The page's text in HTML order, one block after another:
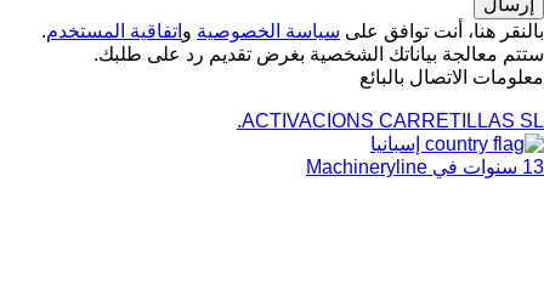
بالنقر هنا، أنت توافق على سياسة الخصوصية و اتفاقية المستخدم.
ستتم معالجة بياناتك الشخصية بغرض تقديم رد على طلبك.
معلومات الاتصال بالبائع
ACTIVACIONS CARRETILLAS SL.
إسبانيا
13 سنوات في Machineryline